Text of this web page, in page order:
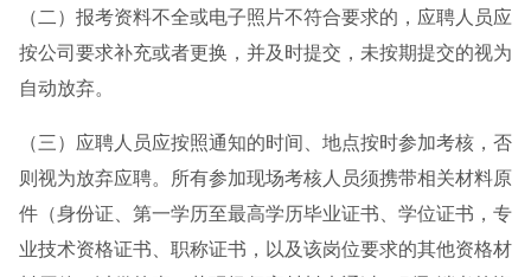
（二）报考资料不全或电子照片不符合要求的，应聘人员应
按公司要求补充或者更换，并及时提交，未按期提交的视为
自动放弃。
（三）应聘人员应按照通知的时间、地点按时参加考核，否
则视为放弃应聘。所有参加现场考核人员须携带相关材料原
件（身份证、第一学历至最高学历毕业证书、学位证书，专
业技术资格证书、职称证书，以及该岗位要求的其他资格材